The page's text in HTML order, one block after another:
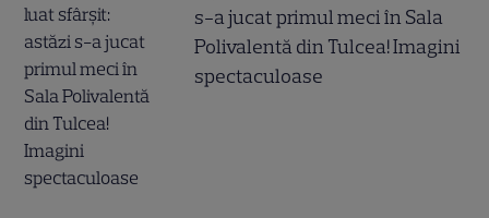
s-a jucat primul meci în Sala
Polivalentă din Tulcea! Imagini
spectaculoase